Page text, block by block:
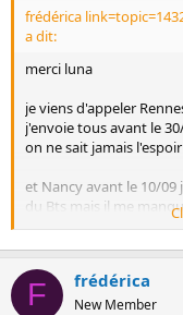
frédérica
a dit:
merci luna
je viens d'appeler
j'envoie tous avant le
on ne sait jamais
et Nancy avant le 10/
du Bts mais il me
oh problème je ne
notes alors que je l'ai eu
:blush:
F frédérica
New Member